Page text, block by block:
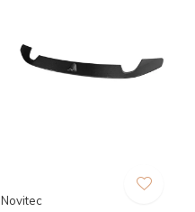
Novitec